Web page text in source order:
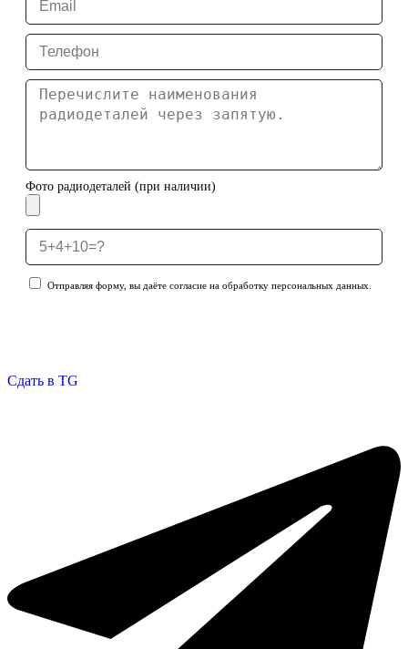
Фото радиодеталей (при наличии)
Отправляя форму, вы даёте согласие на обработку персональных данных.
Сдать в TG